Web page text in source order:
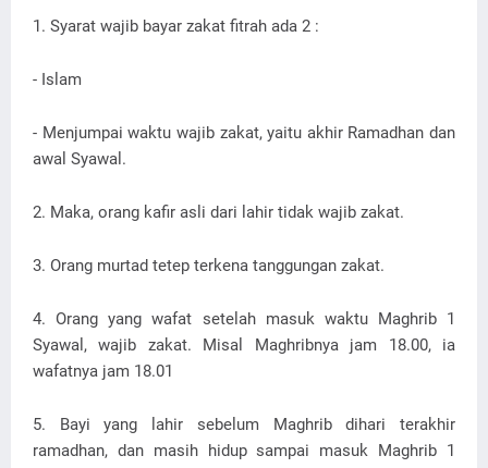
1. Syarat wajib bayar zakat fitrah ada 2 :
- Islam
- Menjumpai waktu wajib zakat, yaitu akhir Ramadhan dan
awal Syawal.
2. Maka, orang kafir asli dari lahir tidak wajib zakat.
3. Orang murtad tetep terkena tanggungan zakat.
4. Orang yang wafat setelah masuk waktu Maghrib 1
Syawal, wajib zakat. Misal Maghribnya jam 18.00, ia
wafatnya jam 18.01
5. Bayi yang lahir sebelum Maghrib dihari terakhir
ramadhan, dan masih hidup sampai masuk Maghrib 1